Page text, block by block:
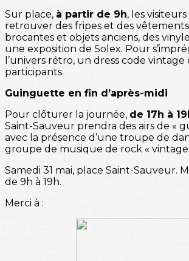
Sur place, à partir de 9h, les
retrouver des fripes et des
brocantes et objets anciens, des
une exposition de Solex. Pour
l’univers rétro, un dress code
participants.
Guinguette en fin d’après-midi
Pour clôturer la journée, de 17h à
Saint-Sauveur prendra des airs de «
avec la présence d’une troupe de
groupe de musique de rock « vintage
Samedi 31 mai, place Saint-Sauveur.
de 9h à 19h.
Merci à :